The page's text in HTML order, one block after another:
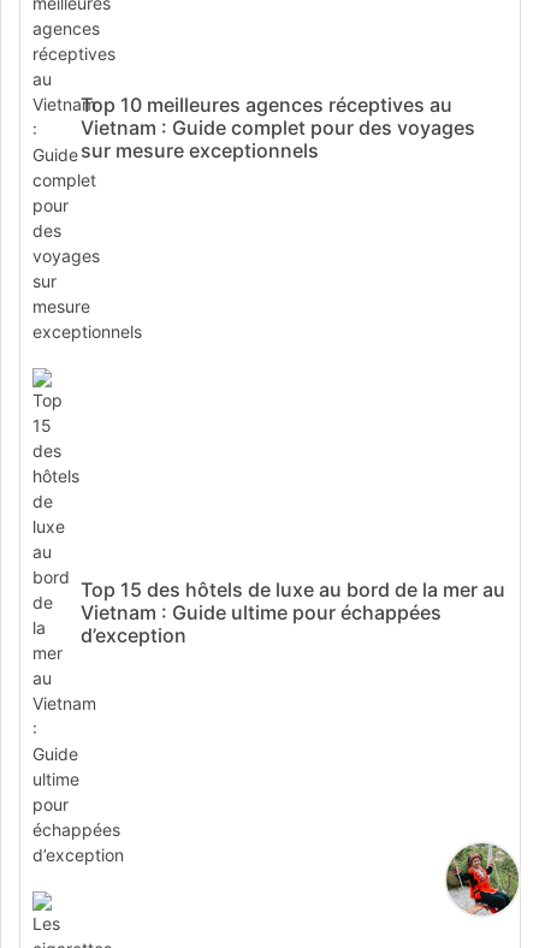
Top 10 meilleures agences réceptives au
Vietnam : Guide complet pour des voyages
sur mesure exceptionnels
Top 15 des hôtels de luxe au bord de la mer au
Vietnam : Guide ultime pour échappées
d’exception